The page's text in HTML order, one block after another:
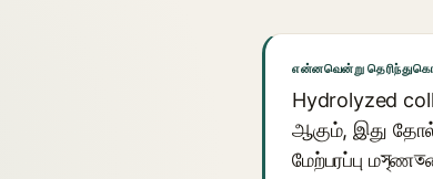
என்னவென்று
Hydrolyzed
ஆகும், இது தோல்
மேற்பரப்பு